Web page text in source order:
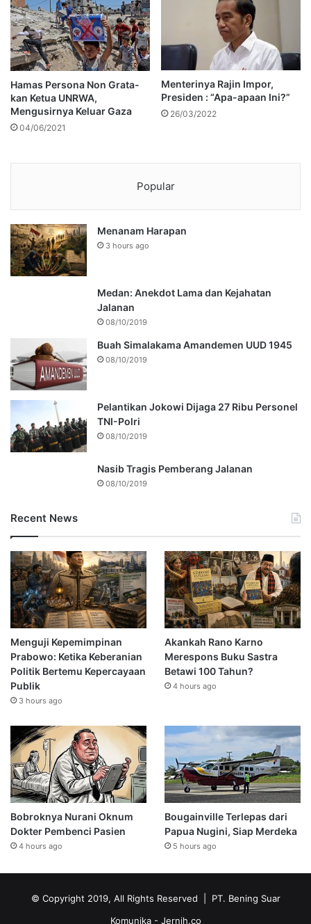
Hamas Persona Non Grata-
kan Ketua UNRWA,
Mengusirnya Keluar Gaza
04/06/2021
Menterinya Rajin Impor,
Presiden : “Apa-apaan Ini?”
26/03/2022
Popular
Menanam Harapan
3 hours ago
Medan: Anekdot Lama dan Kejahatan
Jalanan
08/10/2019
Buah Simalakama Amandemen UUD 1945
08/10/2019
Pelantikan Jokowi Dijaga 27 Ribu Personel
TNI-Polri
08/10/2019
Nasib Tragis Pemberang Jalanan
08/10/2019
Recent News
Menguji Kepemimpinan
Prabowo: Ketika Keberanian
Politik Bertemu Kepercayaan
Publik
3 hours ago
Akankah Rano Karno
Merespons Buku Sastra
Betawi 100 Tahun?
4 hours ago
Bobroknya Nurani Oknum
Dokter Pembenci Pasien
4 hours ago
Bougainville Terlepas dari
Papua Nugini, Siap Merdeka
5 hours ago
© Copyright 2019, All Rights Reserved | PT. Bening Suar
Komunika - Jernih.co